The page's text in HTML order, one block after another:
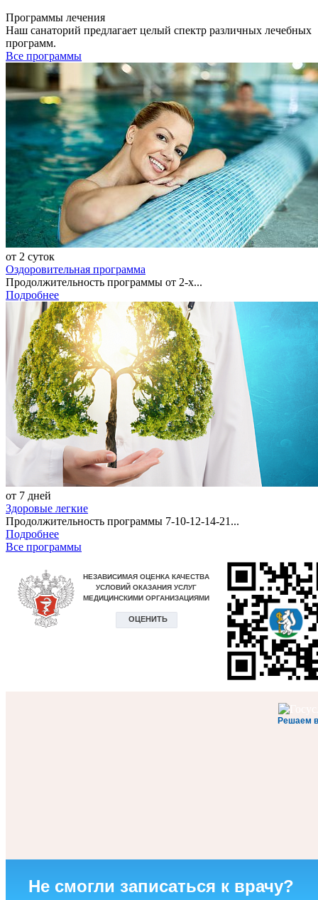
Программы лечения
Наш санаторий предлагает целый спектр различных лечебных
программ.
Все программы
от 2 суток
Оздоровительная программа
Продолжительность программы от 2-х...
Подробнее
от 7 дней
Здоровые легкие
Продолжительность программы 7-10-12-14-21...
Подробнее
Все программы
Решаем
Не смогли записаться к врачу?